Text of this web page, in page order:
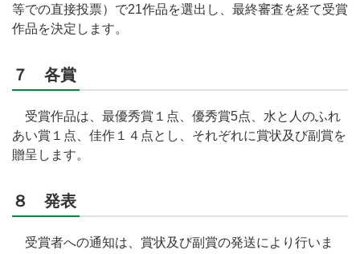
等での直接投票）で21作品を選出し、最終審査を経て受賞
作品を決定します。
７ 各賞
受賞作品は、最優秀賞１点、優秀賞5点、水と人のふれ
あい賞１点、佳作１４点とし、それぞれに賞状及び副賞を
贈呈します。
８ 発表
受賞者への通知は、賞状及び副賞の発送により行いま